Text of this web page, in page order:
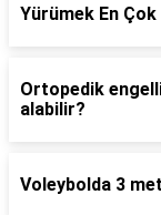
Yürümek En Çok
Ortopedik
alabilir?
Voleybolda 3